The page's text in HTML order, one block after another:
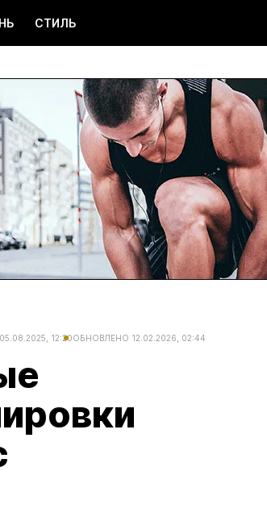
СТИЛЬ
05.08.2025, 12:20ОБНОВЛЕНО 12.02.2026, 02:44